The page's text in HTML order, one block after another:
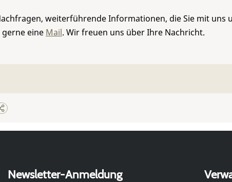
weiterführende Informationen, die Sie mit uns
eine Mail. Wir freuen uns über Ihre Nachricht.
Newsletter-Anmeldung